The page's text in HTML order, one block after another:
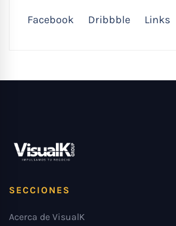
Facebook Dribbble Links
SECCIONES
Acerca de VisualK